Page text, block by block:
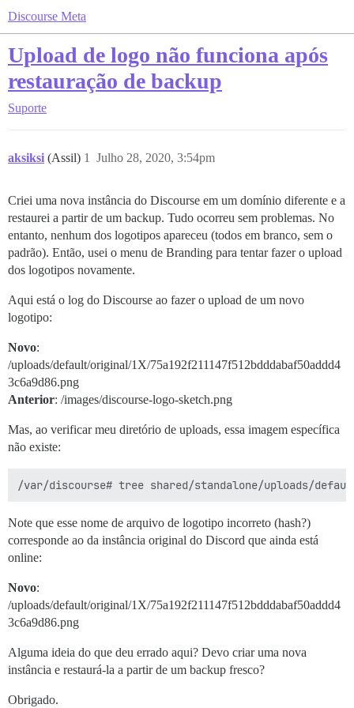
Discourse Meta
Upload de logo não funciona após
restauração de backup
Suporte
aksiksi (Assil) Julho 28, 2020, 3:54pm
1
Criei uma nova instância do Discourse em um domínio diferente e a
restaurei a partir de um backup. Tudo ocorreu sem problemas. No
entanto, nenhum dos logotipos apareceu (todos em branco, sem o
padrão). Então, usei o menu de Branding para tentar fazer o upload
dos logotipos novamente.
Aqui está o log do Discourse ao fazer o upload de um novo
logotipo:
Novo:
/uploads/default/original/1X/75a192f211147f512bdddabaf50addd4
3c6a9d86.png
Anterior: /images/discourse-logo-sketch.png
Mas, ao verificar meu diretório de uploads, essa imagem específica
não existe:
Note que esse nome de arquivo de logotipo incorreto (hash?)
corresponde ao da instância original do Discord que ainda está
online:
Novo:
/uploads/default/original/1X/75a192f211147f512bdddabaf50addd4
3c6a9d86.png
Alguma ideia do que deu errado aqui? Devo criar uma nova
instância e restaurá-la a partir de um backup fresco?
Obrigado.